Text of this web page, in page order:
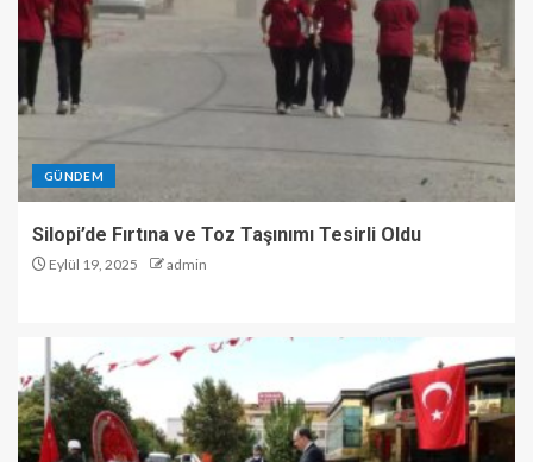
GÜNDEM
Silopi’de Fırtına ve Toz Taşınımı Tesirli Oldu
Eylül 19, 2025 admin